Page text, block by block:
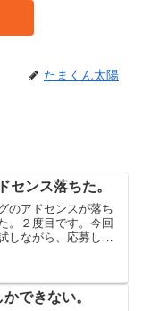
たまくん太陽
センス落ちた。
のアドセンスが落ち
。２度目です。今回
しながら、応募して
まし...
できない。